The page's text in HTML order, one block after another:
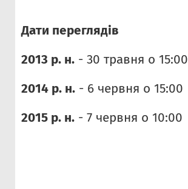
Дати переглядів
2013 р. н. - 30 травня о 15:00
2014 р. н. - 6 червня о 15:00
2015 р. н. - 7 червня о 10:00